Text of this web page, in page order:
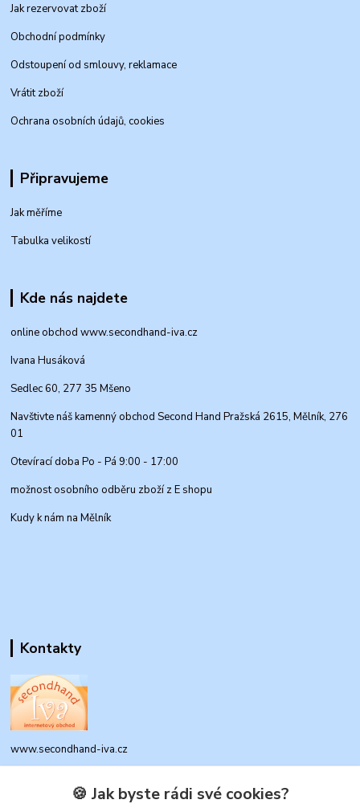
Jak rezervovat zboží
Obchodní podmínky
Odstoupení od smlouvy, reklamace
Vrátit zboží
Ochrana osobních údajů, cookies
Připravujeme
Jak měříme
Tabulka velikostí
Kde nás najdete
online obchod www.secondhand-iva.cz
Ivana Husáková
Sedlec 60, 277 35 Mšeno
Navštivte náš kamenný obchod Second Hand Pražská 2615, Mělník, 276
01
Otevírací doba Po - Pá 9:00 - 17:00
možnost osobního odběru zboží z E shopu
Kudy k nám na Mělník
Kontakty
www.secondhand-iva.cz
Ivana Husáková
+420 315 695 684
🍪 Jak byste rádi své cookies?